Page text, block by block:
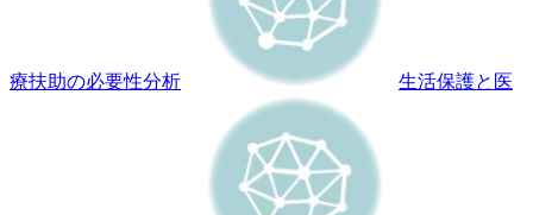
療扶助の必要性分析 生活保護と医